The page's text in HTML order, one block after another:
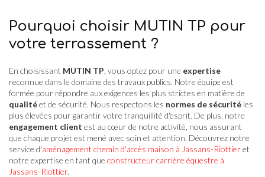
Pourquoi choisir MUTIN TP pour
votre terrassement ?
En choisissant MUTIN TP , vous optez pour une expertise
reconnue dans le domaine des travaux publics. Notre équipe est
formée pour répondre aux exigences les plus strictes en matière de
qualitéet de sécurité. Nous respectons les normes de sécurité les
plus élevées pour garantir votre tranquillité d'esprit. De plus, notre
engagement client est au cœur de notre activité, nous assurant
que chaque projet est mené avec soin et attention. Découvrez notre
service d'aménagement chemin d'accès maison à Jassans-Riottieret
notre expertise en tant que constructeur carrière équestre à
Jassans-Riottier.